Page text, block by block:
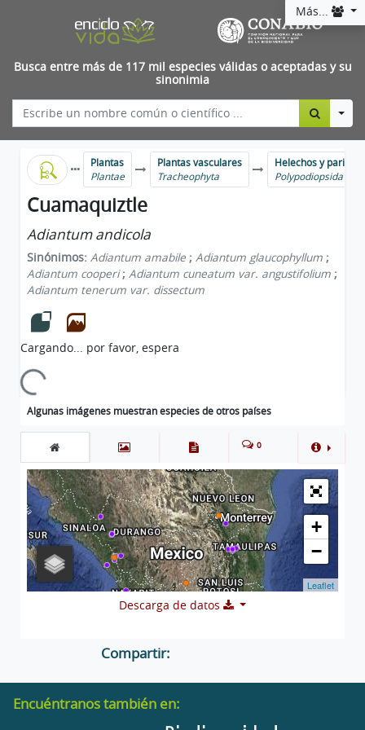
Más...
Busca entre más de 117 mil especies válidas o aceptadas y su
sinonimia
Plantas
Plantae
Plantas vasculares
Tracheophyta
Helechos y
Polypodiopsida
Cuamaquiztle
Adiantum andicola
Sinónimos: Adiantum amabile ; Adiantum glaucophyllum ;
Adiantum cooperi ; Adiantum cuneatum var. angustifolium ;
Adiantum tenerum var. dissectum
Cargando... por favor, espera
Cargando...
Algunas imágenes muestran especies de otros países
0
+
−
Leaflet
Descarga de datos
Compartir:
Encuéntranos también en: